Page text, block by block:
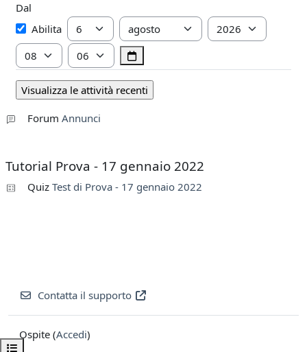
Apri indice del corso
Dal
DalAbilita Giorno Mese
Anno
Ora
Minuto
Forum Annunci
Tutorial Prova - 17 gennaio 2022
Quiz Test di Prova - 17 gennaio 2022
Contatta il supporto
Ospite (Accedi)